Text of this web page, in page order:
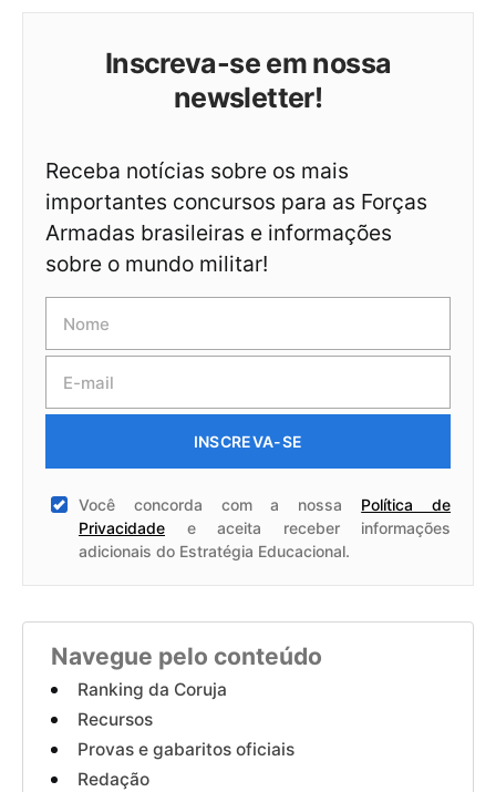
Inscreva-se em nossa
newsletter!
Receba notícias sobre os mais
importantes concursos para as Forças
Armadas brasileiras e informações
sobre o mundo militar!
INSCREVA-SE
Você concorda com a nossa Política de
Privacidade e aceita receber informações
adicionais do Estratégia Educacional.
Navegue pelo conteúdo
Ranking da Coruja
Recursos
Provas e gabaritos oficiais
Redação